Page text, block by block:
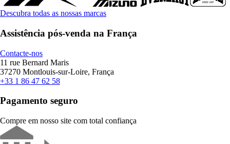
Descubra todas as nossas marcas
Assistência pós-venda na França
Contacte-nos
11 rue Bernard Maris
37270 Montlouis-sur-Loire, França
+33 1 86 47 62 58
Pagamento seguro
Compre em nosso site com total confiança